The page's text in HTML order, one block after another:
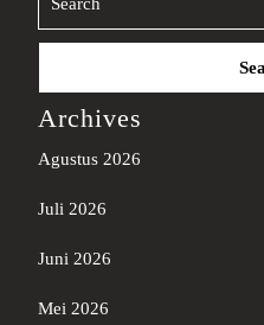
Search
Archives
Agustus 2026
Juli 2026
Juni 2026
Mei 2026